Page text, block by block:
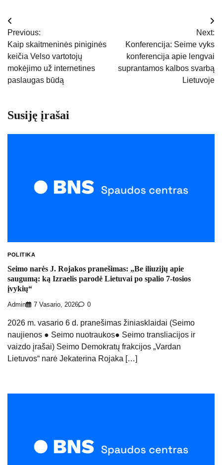
Navigacija
tarp
įrašų
Previous:
Kaip skaitmeninės piniginės
keičia Velso vartotojų
mokėjimo už internetines
paslaugas būdą
Next:
Konferencija: Seime vyks
konferencija apie lengvai
suprantamos kalbos svarbą
Lietuvoje
Susiję įrašai
POLITIKA
Seimo narės J. Rojakos pranešimas: „Be iliuzijų apie
saugumą: ką Izraelis parodė Lietuvai po spalio 7-tosios
įvykių“
Admin 7 Vasario, 2026 0
2026 m. vasario 6 d. pranešimas žiniasklaidai (Seimo
naujienos ● Seimo nuotraukos● Seimo transliacijos ir
vaizdo įrašai) Seimo Demokratų frakcijos „Vardan
Lietuvos“ narė Jekaterina Rojaka […]